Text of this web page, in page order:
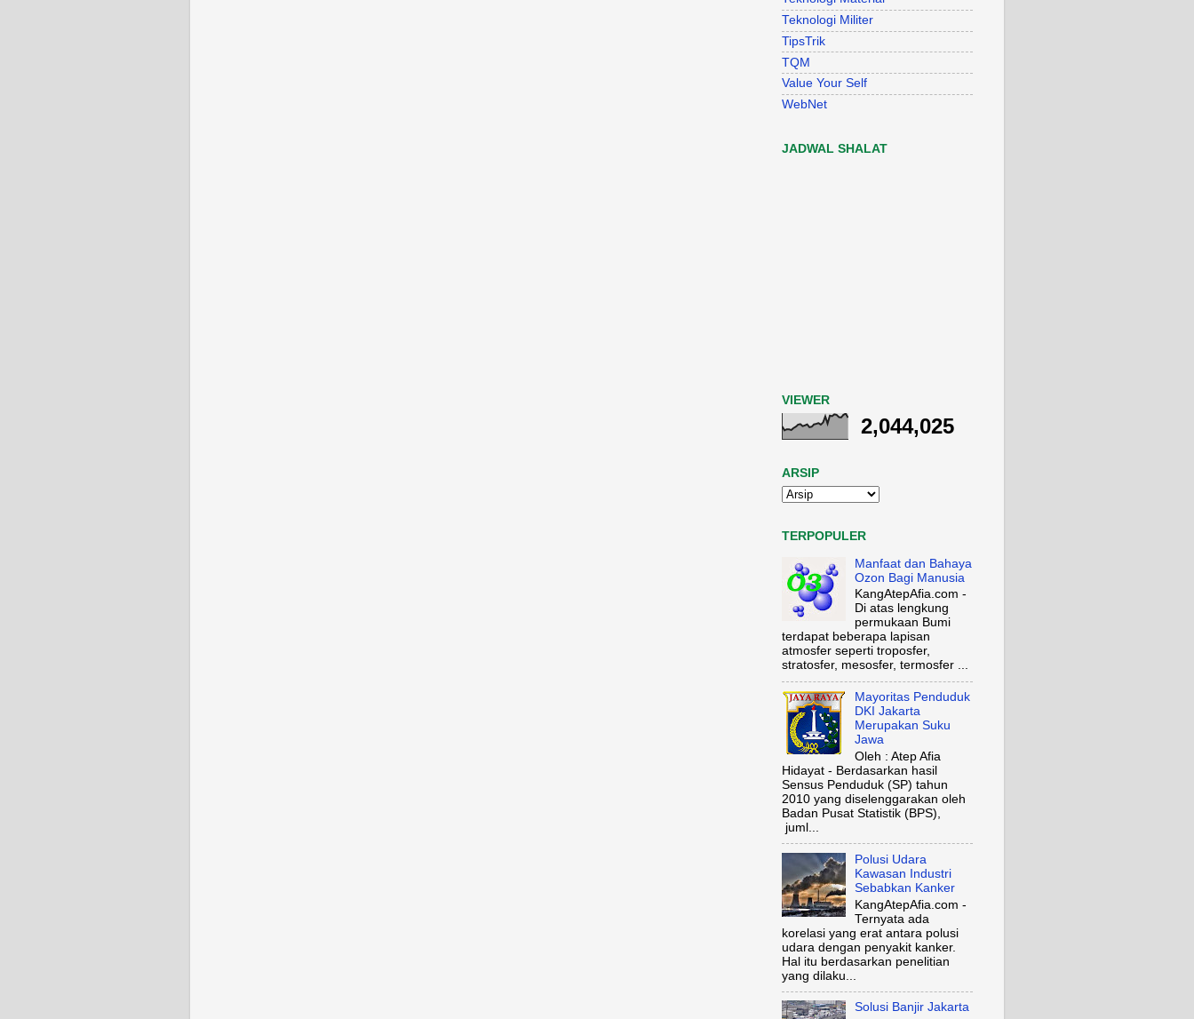
Teknologi Militer
TipsTrik
TQM
Value Your Self
WebNet
JADWAL SHALAT
VIEWER
2,044,025
ARSIP
TERPOPULER
Manfaat dan Bahaya
Ozon Bagi Manusia
KangAtepAfia.com -
Di atas lengkung
permukaan Bumi
terdapat beberapa lapisan
atmosfer seperti troposfer,
stratosfer, mesosfer, termosfer ...
Mayoritas Penduduk
DKI Jakarta
Merupakan Suku
Jawa
Oleh : Atep Afia
Hidayat - Berdasarkan hasil
Sensus Penduduk (SP) tahun
2010 yang diselenggarakan oleh
Badan Pusat Statistik (BPS),
juml...
Polusi Udara
Kawasan Industri
Sebabkan Kanker
KangAtepAfia.com -
Ternyata ada
korelasi yang erat antara polusi
udara dengan penyakit kanker.
Hal itu berdasarkan penelitian
yang dilaku...
Solusi Banjir Jakarta